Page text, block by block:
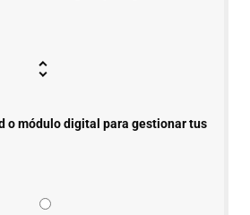
o módulo digital para gestionar tus